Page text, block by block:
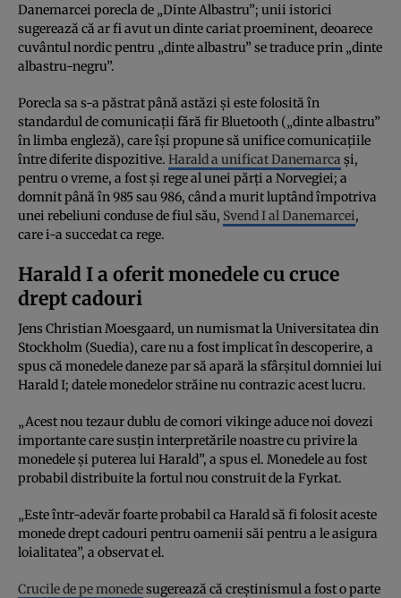
Danemarcei porecla de „Dinte Albastru”; unii istorici
sugerează că ar fi avut un dinte cariat proeminent, deoarece
cuvântul nordic pentru „dinte albastru” se traduce prin „dinte
albastru-negru”.
Porecla sa s-a păstrat până astăzi și este folosită în
standardul de comunicații fără fir Bluetooth („dinte albastru”
în limba engleză), care își propune să unifice comunicațiile
între diferite dispozitive. Harald a unificat Danemarca și,
pentru o vreme, a fost și rege al unei părți a Norvegiei; a
domnit până în 985 sau 986, când a murit luptând împotriva
unei rebeliuni conduse de fiul său, Svend I al Danemarcei,
care i-a succedat ca rege.
Harald I a oferit monedele cu cruce
drept cadouri
Jens Christian Moesgaard, un numismat la Universitatea din
Stockholm (Suedia), care nu a fost implicat în descoperire, a
spus că monedele daneze par să apară la sfârșitul domniei lui
Harald I; datele monedelor străine nu contrazic acest lucru.
„Acest nou tezaur dublu de comori vikinge aduce noi dovezi
importante care susțin interpretările noastre cu privire la
monedele și puterea lui Harald”, a spus el. Monedele au fost
probabil distribuite la fortul nou construit de la Fyrkat.
„Este într-adevăr foarte probabil ca Harald să fi folosit aceste
monede drept cadouri pentru oamenii săi pentru a le asigura
loialitatea”, a observat el.
Crucile de pe monedesugerează că creștinismul a fost o parte